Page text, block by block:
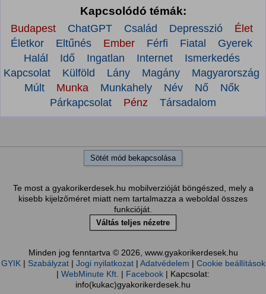
Kapcsolódó témák:
Budapest ChatGPT Család Depresszió
Élet
Életkor
Eltűnés Ember Férfi Fiatal
Gyerek
Halál
Idő Ingatlan Internet
Ismerkedés
Kapcsolat
Külföld Lány Magány
Magyarország
Múlt
Munka Munkahely Név Nő
Nők
Párkapcsolat
Pénz Társadalom
Sötét mód bekapcsolása
Te most a gyakorikerdesek.hu mobilverzióját böngészed, mely a
kisebb kijelzőméret miatt nem tartalmazza a weboldal összes
funkcióját.
Váltás teljes nézetre
Minden jog fenntartva © 2026, www.gyakorikerdesek.hu
GYIK| Szabályzat| Jogi nyilatkozat| Adatvédelem | Cookie beállítások
| WebMinute Kft. | Facebook | Kapcsolat:
info(kukac)gyakorikerdesek.hu